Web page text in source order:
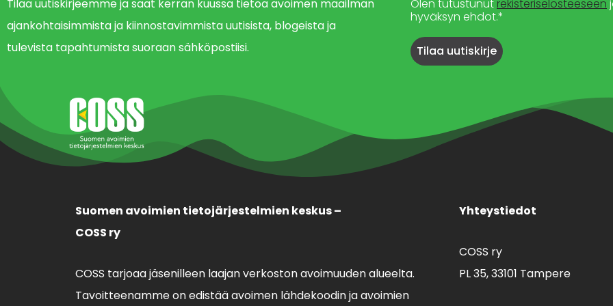
Tilaa uutiskirjeemme ja saat kerran kuussa tietoa avoimen maailman
ajankohtaisimmista ja kiinnostavimmista uutisista, blogeista ja
tulevista tapahtumista suoraan sähköpostiisi.
Olen tutustunut rekisteriselosteeseen
hyväksyn ehdot.*
Suomen avoimien tietojärjestelmien keskus –
COSS ry
COSS tarjoaa jäsenilleen laajan verkoston avoimuuden alueelta.
Tavoitteenamme on edistää avoimen lähdekoodin ja avoimien
Yhteystiedot
COSS ry
PL 35,33101 Tampere